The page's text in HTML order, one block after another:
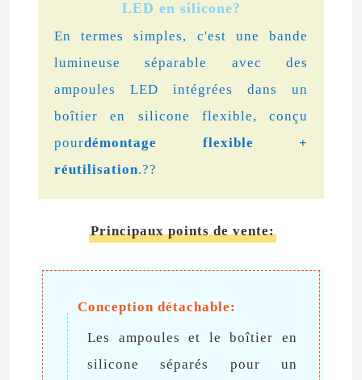
LED en silicone?
En termes simples, c'est une bande
lumineuse séparable avec des
ampoules LED intégrées dans un
boîtier en silicone flexible, conçu
pourdémontage flexible +
réutilisation.??
Principaux points de vente:
Conception détachable:
Les ampoules et le boîtier en
silicone séparés pour un